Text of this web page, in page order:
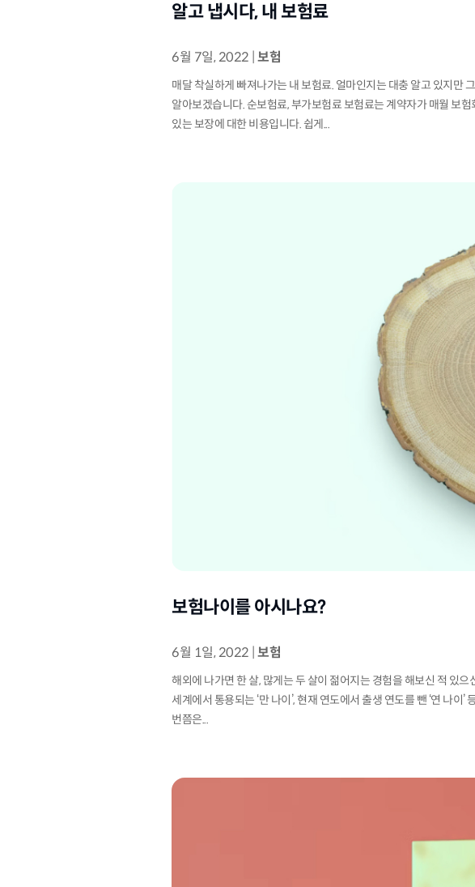
알고 냅시다, 내 보험료
6월 7일, 2022 보험
매달 착실하게 빠져나가는 내 보험료. 얼마인지는 대충 알고 있지만
알아보겠습니다. 순보험료, 부가보험료 보험료는 계약자가 매월 보
있는 보장에 대한 비용입니다. 쉽게...
보험나이를 아시나요?
6월 1일, 2022 보험
해외에 나가면 한 살, 많게는 두 살이 젊어지는 경험을 해보신 적 있
세계에서 통용되는 ‘만 나이’, 현재 연도에서 출생 연도를 뺀 ‘연 나
번쯤은...